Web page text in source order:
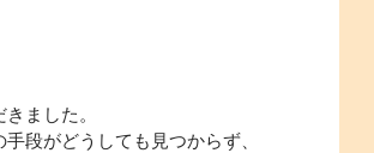
ました。
段がどうしても見つからず、